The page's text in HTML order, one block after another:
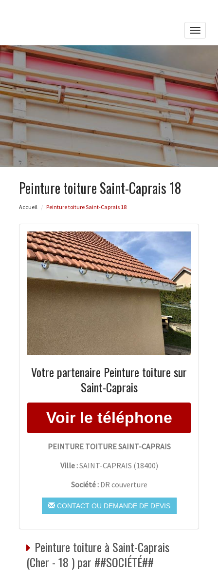
Toggle
Peinture toiture Saint-Caprais 18
Accueil Peinture toiture Saint-Caprais 18
Votre partenaire Peinture toiture sur
Saint-Caprais
PEINTURE TOITURE SAINT-CAPRAIS
Ville :SAINT-CAPRAIS (18400)
Société : DR couverture
CONTACT OU DEMANDE DE DEVIS
Peinture toiture à Saint-Caprais
(Cher - 18 ) par ##SOCIÉTÉ##